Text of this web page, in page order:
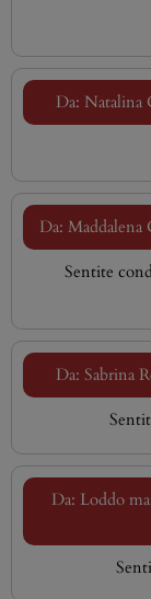
Da: Natalina
Da:
Sentite
Da: Sabrina
Da: Loddo